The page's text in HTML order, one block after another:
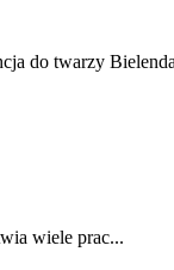
do twarzy
wiele prac...